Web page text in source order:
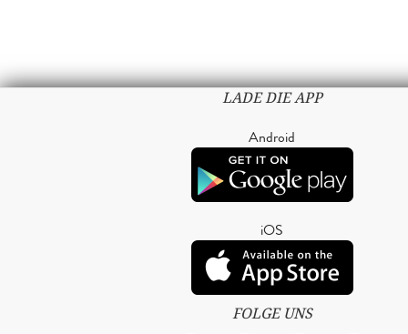
LADE DIE APP
Android
iOS
FOLGE UNS